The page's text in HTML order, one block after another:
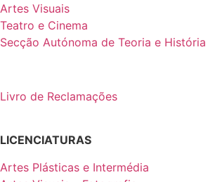
Artes Visuais
Teatro e Cinema
Secção Autónoma de Teoria e História
Livro de Reclamações
LICENCIATURAS
Artes Plásticas e Intermédia